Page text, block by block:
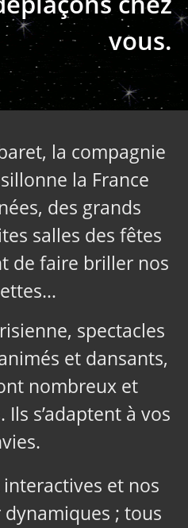
vous.
la compagnie
sillonne la France
des grands
salles des fêtes
de faire briller nos
spectacles
et dansants,
nombreux et
s’adaptent à vos
et nos
; tous